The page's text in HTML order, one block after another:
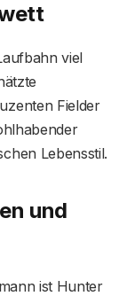
viel
Fielder
Lebensstil.
und
ist Hunter